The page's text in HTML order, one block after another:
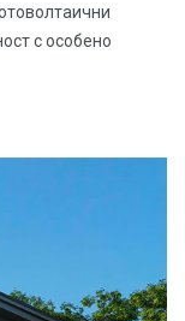
с особено